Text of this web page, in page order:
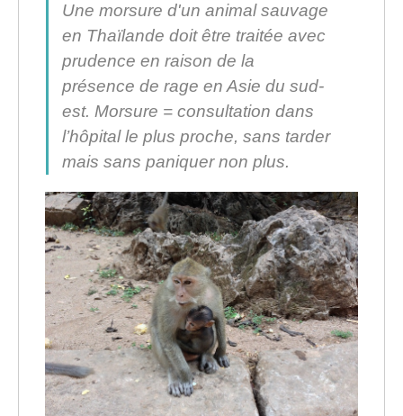
Une morsure d'un animal sauvage
en Thaïlande doit être traitée avec
prudence en raison de la
présence de rage en Asie du sud-
est. Morsure = consultation dans
l’hôpital le plus proche, sans tarder
mais sans paniquer non plus.